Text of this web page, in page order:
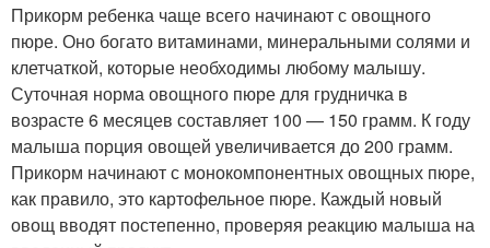
Прикорм ребенка чаще всего начинают с овощного
пюре. Оно богато витаминами, минеральными солями и
клетчаткой, которые необходимы любому малышу.
Суточная норма овощного пюре для грудничка в
возрасте 6 месяцев составляет 100 — 150 грамм. К году
малыша порция овощей увеличивается до 200 грамм.
Прикорм начинают с монокомпонентных овощных пюре,
как правило, это картофельное пюре. Каждый новый
овощ вводят постепенно, проверяя реакцию малыша на